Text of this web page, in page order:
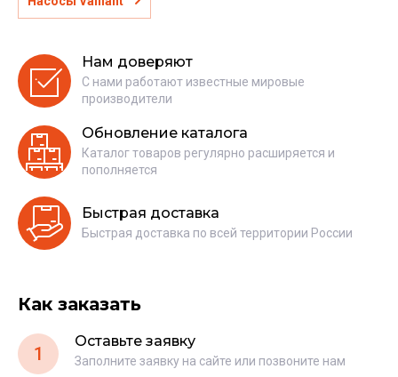
Нам доверяют
С нами работают известные мировые
производители
Обновление каталога
Каталог товаров регулярно расширяется и
пополняется
Быстрая доставка
Быстрая доставка по всей территории России
Как заказать
1
Оставьте заявку
Заполните заявку на сайте или позвоните нам